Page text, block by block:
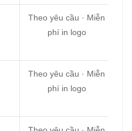
Theo yêu cầu · Miễn
phí in logo
Theo yêu cầu · Miễn
phí in logo